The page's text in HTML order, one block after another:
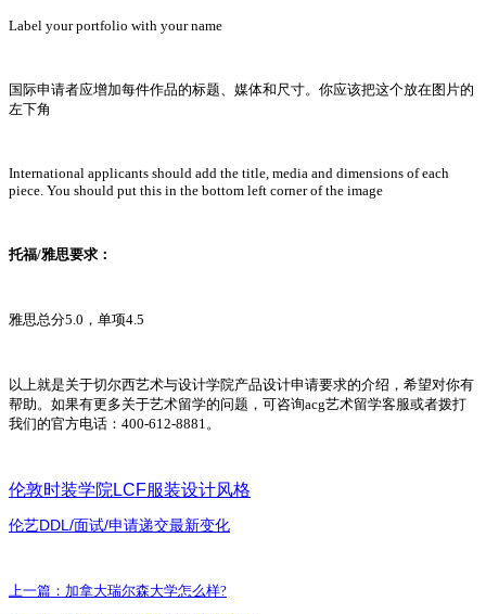
Label your portfolio with your name
国际申请者应增加每件作品的标题、媒体和尺寸。你应该把这个放在图片的
左下角
International applicants should add the title, media and dimensions of each
piece. You should put this in the bottom left corner of the image
托福/雅思要求：
雅思总分5.0，单项4.5
以上就是关于切尔西艺术与设计学院产品设计申请要求的介绍，希望对你有
帮助。如果有更多关于艺术留学的问题，可咨询acg艺术留学客服或者拨打
我们的官方电话：400-612-8881。
伦敦时装学院 LCF服装设计风格
伦艺DDL/面试/申请递交最新变化
上一篇： 加拿大瑞尔森大学怎么样?